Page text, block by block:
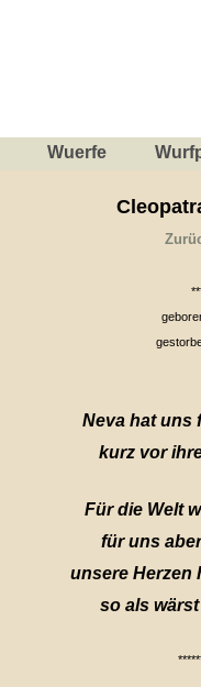
Wuerfe
Neva hat uns
kurz vor
Für die Welt
für uns
unsere Herzen
so als